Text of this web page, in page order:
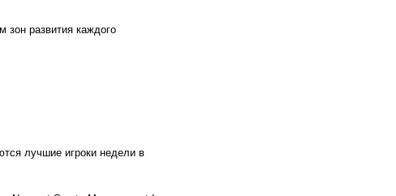
зон развития каждого
лучшие игроки недели в